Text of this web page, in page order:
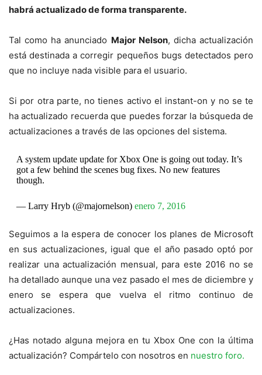
habrá actualizado de forma transparente.
Tal como ha anunciado Major Nelson, dicha actualización
está destinada a corregir pequeños bugs detectados pero
que no incluye nada visible para el usuario.
Si por otra parte, no tienes activo el instant-on y no se te
ha actualizado recuerda que puedes forzar la búsqueda de
actualizaciones a través de las opciones del sistema.
A system update update for Xbox One is going out today. It’s
got a few behind the scenes bug fixes. No new features
though.
— Larry Hryb (@majornelson) enero 7, 2016
Seguimos a la espera de conocer los planes de Microsoft
en sus actualizaciones, igual que el año pasado optó por
realizar una actualización mensual, para este 2016 no se
ha detallado aunque una vez pasado el mes de diciembre y
enero se espera que vuelva el ritmo continuo de
actualizaciones.
¿Has notado alguna mejora en tu Xbox One con la última
actualización? Compártelo con nosotros en nuestro foro.